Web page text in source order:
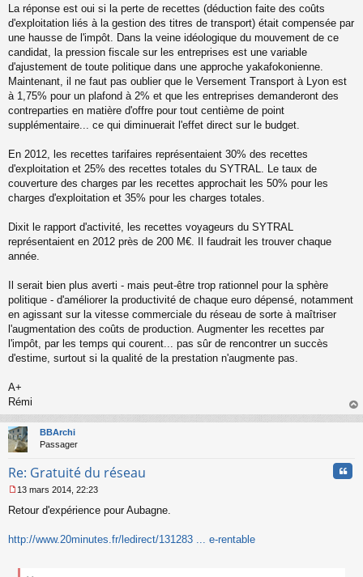
g
e
n
o
u
La réponse est oui si la perte de recettes (déduction faite des coûts
d'exploitation liés à la gestion des titres de transport) était compensée par
une hausse de l'impôt. Dans la veine idéologique du mouvement de ce
candidat, la pression fiscale sur les entreprises est une variable
d'ajustement de toute politique dans une approche yakafokonienne.
Maintenant, il ne faut pas oublier que le Versement Transport à Lyon est
à 1,75% pour un plafond à 2% et que les entreprises demanderont des
contreparties en matière d'offre pour tout centième de point
supplémentaire... ce qui diminuerait l'effet direct sur le budget.
En 2012, les recettes tarifaires représentaient 30% des recettes
d'exploitation et 25% des recettes totales du SYTRAL. Le taux de
couverture des charges par les recettes approchait les 50% pour les
charges d'exploitation et 35% pour les charges totales.
Dixit le rapport d'activité, les recettes voyageurs du SYTRAL
représentaient en 2012 près de 200 M€. Il faudrait les trouver chaque
année.
Il serait bien plus averti - mais peut-être trop rationnel pour la sphère
politique - d'améliorer la productivité de chaque euro dépensé, notamment
en agissant sur la vitesse commerciale du réseau de sorte à maîtriser
l'augmentation des coûts de production. Augmenter les recettes par
l'impôt, par les temps qui courent... pas sûr de rencontrer un succès
d'estime, surtout si la qualité de la prestation n'augmente pas.
A+
Rémi
au
BBArchi
Passager
Re: Gratuité du réseau
e
s
a
13 mars 2014, 22:23
Retour d'expérience pour Aubagne.
http://www.20minutes.fr/ledirect/131283 ... e-rentable